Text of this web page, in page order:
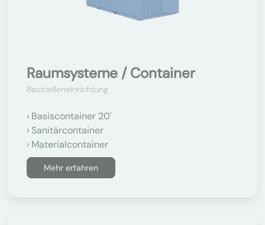
Raumsysteme / Container
Baustelleneinrichtung
Basiscontainer 20'
Sanitärcontainer
Materialcontainer
Mehr erfahren